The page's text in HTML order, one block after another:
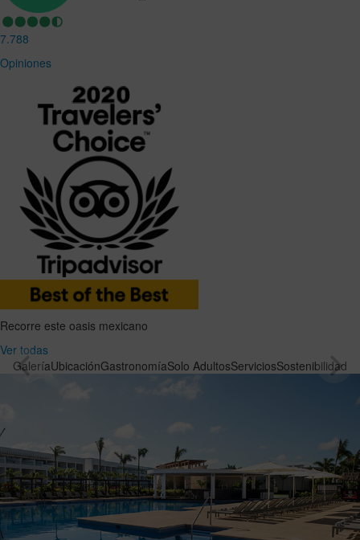
7.788
Opiniones
Recorre este oasis mexicano
Ver todas
GaleríaUbicaciónGastronomíaSolo AdultosServiciosSostenibilidad